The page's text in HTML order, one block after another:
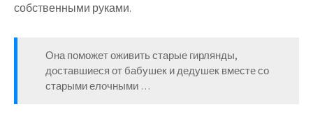
собственными руками.
Она поможет оживить старые гирлянды,
доставшиеся от бабушек и дедушек вместе со
старыми елочными …